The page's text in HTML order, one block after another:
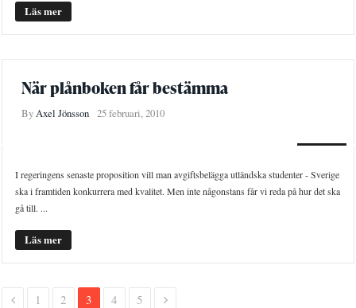
Läs mer
När plånboken får bestämma
ByAxel Jönsson 25 februari, 2010
I regeringens senaste proposition vill man avgiftsbelägga utländska studenter - Sverige
ska i framtiden konkurrera med kvalitet. Men inte någonstans får vi reda på hur det ska
gå till. ...
Läs mer
1 2 3 4 5